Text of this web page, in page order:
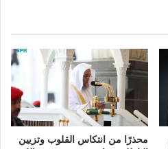
محذرًا من انتكاس القلوب وتزيين